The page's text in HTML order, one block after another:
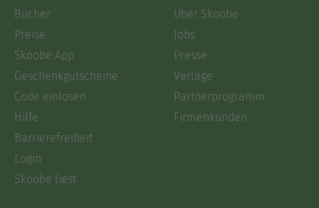
Bücher
Preise
Skoobe App
Geschenkgutscheine
Code einlösen
Hilfe
Barrierefreiheit
Login
Skoobe liest
Über Skoobe
Jobs
Presse
Verlage
Partnerprogramm
Firmenkunden